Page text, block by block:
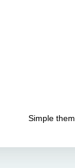
Simple